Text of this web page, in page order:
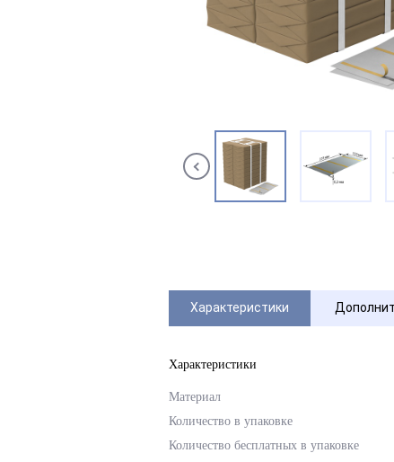
Характеристики
Характеристики
Материал
Количество в упаковке
Количество бесплатных в упаковке